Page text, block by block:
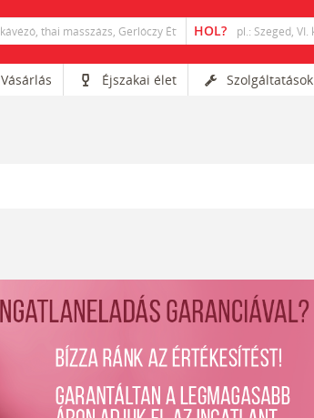
Vásárlás Éjszakai élet Szolgáltatások